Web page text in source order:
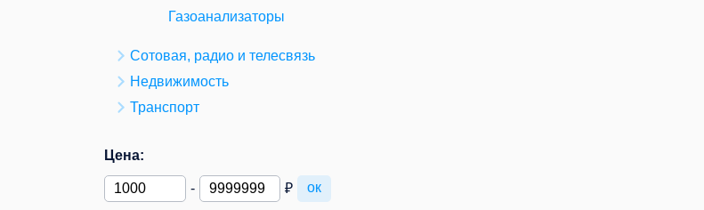
Газоанализаторы
Сотовая, радио и телесвязь
Недвижимость
Транспорт
Цена:
- ₽ ок